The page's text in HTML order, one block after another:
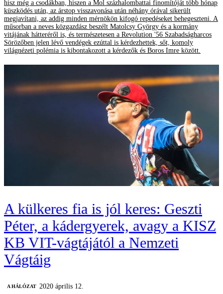
hisz még a csodákban, hiszen a Mol százhalombattai finomítóját több hónap
küszködés után, az árstop visszavonása után néhány órával sikerült
megjavítani, az addig minden mérnökön kifogó repedéseket behegeszteni. A
műsorban a neves közgazdász beszélt Matolcsy György és a kormány
vitájának hátteréről is, és természetesen a Revolution '56 Szabadságharcos
Sörözőben jelen lévő vendégek ezúttal is kérdezhettek, sőt, komoly
világnézeti polémia is kibontakozott a kérdezők és Boros Imre között.
A külkeres fia is jól keres: Geszti
Péter, a kádergyerek, avagy a KISZ
KB VIT-vágtájától a Nemzeti
Vágtáig
A HÁLÓZAT
2020 április 12.